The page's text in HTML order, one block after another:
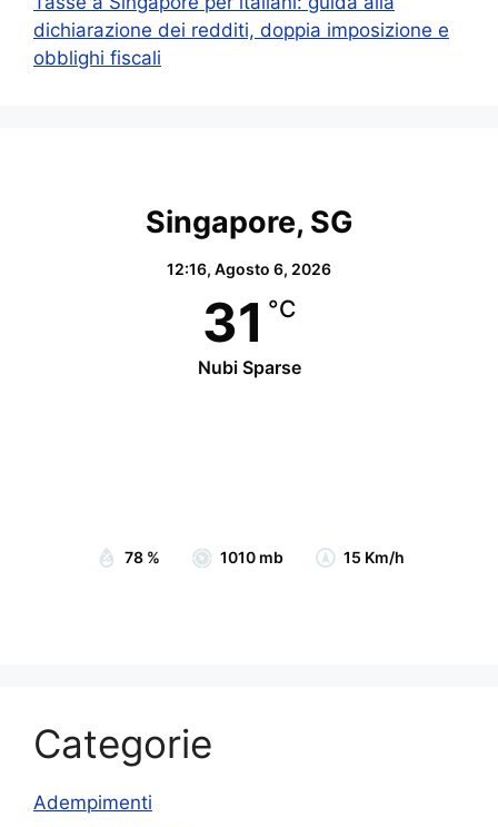
dichiarazione dei redditi, doppia imposizione e
obblighi fiscali
Singapore, SG
12:16, Agosto 6, 2026
31 °C
Nubi Sparse
78 % 1010 mb 15 Km/h
Categorie
Adempimenti